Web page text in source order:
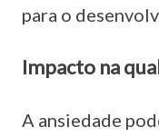
para o
Impacto na
A ansiedade